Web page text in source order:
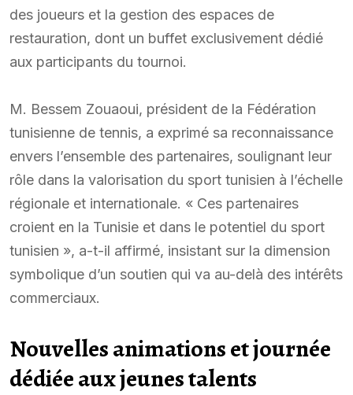
des joueurs et la gestion des espaces de
restauration, dont un buffet exclusivement dédié
aux participants du tournoi.
M. Bessem Zouaoui, président de la Fédération
tunisienne de tennis, a exprimé sa reconnaissance
envers l’ensemble des partenaires, soulignant leur
rôle dans la valorisation du sport tunisien à l’échelle
régionale et internationale. « Ces partenaires
croient en la Tunisie et dans le potentiel du sport
tunisien », a-t-il affirmé, insistant sur la dimension
symbolique d’un soutien qui va au-delà des intérêts
commerciaux.
Nouvelles animations et journée
dédiée aux jeunes talents